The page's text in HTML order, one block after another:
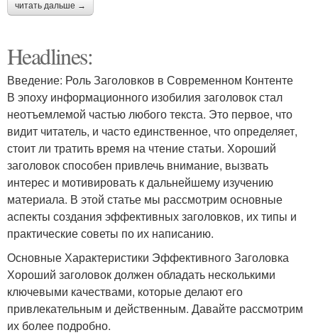
читать дальше →
Headlines:
Введение: Роль Заголовков в Современном Контенте
В эпоху информационного изобилия заголовок стал
неотъемлемой частью любого текста. Это первое, что
видит читатель, и часто единственное, что определяет,
стоит ли тратить время на чтение статьи. Хороший
заголовок способен привлечь внимание, вызвать
интерес и мотивировать к дальнейшему изучению
материала. В этой статье мы рассмотрим основные
аспекты создания эффективных заголовков, их типы и
практические советы по их написанию.
Основные Характеристики Эффективного Заголовка
Хороший заголовок должен обладать несколькими
ключевыми качествами, которые делают его
привлекательным и действенным. Давайте рассмотрим
их более подробно.